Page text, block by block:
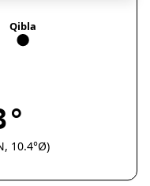
Qibla
10.4°Ø)